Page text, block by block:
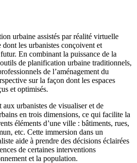
urbaine assistés par réalité virtuelle
les urbanistes conçoivent et
En combinant la puissance de la
de planification urbaine traditionnels,
de l’aménagement du
sur la façon dont les espaces
et optimisés.
urbanistes de visualiser et de
en trois dimensions, ce qui facilite la
éléments d’une ville : bâtiments, rues,
etc. Cette immersion dans un
aide à prendre des décisions éclairées
de certaines interventions
et la population.